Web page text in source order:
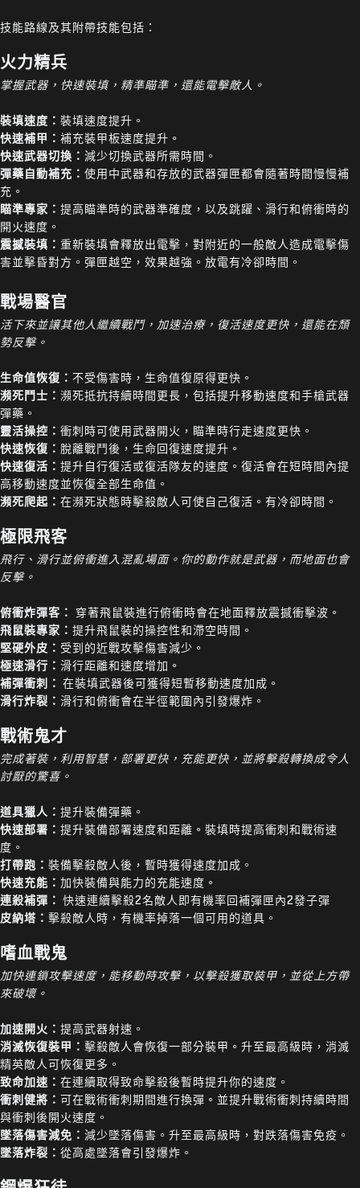
技能路線及其附帶技能包括：
火力精兵
掌握武器，快速裝填，精準瞄準，還能電擊敵人。
裝填速度： 裝填速度提升。
快速補甲： 補充裝甲板速度提升。
快速武器切換： 減少切換武器所需時間。
彈藥自動補充： 使用中武器和存放的武器彈匣都會隨著時間慢慢補
充。
瞄準專家： 提高瞄準時的武器準確度，以及跳躍、滑行和俯衝時的
開火速度。
震撼裝填： 重新裝填會釋放出電擊，對附近的一般敵人造成電擊傷
害並擊昏對方。彈匣越空，效果越強。放電有冷卻時間。
戰場醫官
活下來並讓其他人繼續戰鬥，加速治療，復活速度更快，還能在頹
勢反擊。
生命值恢復： 不受傷害時，生命值復原得更快。
瀕死鬥士： 瀕死抵抗持續時間更長，包括提升移動速度和手槍武器
彈藥。
靈活操控： 衝刺時可使用武器開火，瞄準時行走速度更快。
快速恢復： 脫離戰鬥後，生命回復速度提升。
快速復活： 提升自行復活或復活隊友的速度。復活會在短時間內提
高移動速度並恢復全部生命值。
瀕死爬起： 在瀕死狀態時擊殺敵人可使自己復活。有冷卻時間。
極限飛客
飛行、滑行並俯衝進入混亂場面。你的動作就是武器，而地面也會
反擊。
俯衝炸彈客：
穿著飛鼠裝進行俯衝時會在地面釋放震撼衝擊波。
飛鼠裝專家： 提升飛鼠裝的操控性和滯空時間。
堅硬外皮： 受到的近戰攻擊傷害減少。
極速滑行： 滑行距離和速度增加。
補彈衝刺： 在裝填武器後可獲得短暫移動速度加成。
滑行炸裂： 滑行和俯衝會在半徑範圍內引發爆炸。
戰術鬼才
完成著裝，利用智慧，部署更快，充能更快，並將擊殺轉換成令人
討厭的驚喜。
道具獵人： 提升裝備彈藥。
快速部署： 提升裝備部署速度和距離。裝填時提高衝刺和戰術速
度。
打帶跑： 裝備擊殺敵人後，暫時獲得速度加成。
快速充能： 加快裝備與能力的充能速度。
連殺補彈： 快速連續擊殺2名敵人即有機率回補彈匣內2發子彈
皮納塔： 擊殺敵人時，有機率掉落一個可用的道具。
嗜血戰鬼
加快連鎖攻擊速度，能移動時攻擊，以擊殺獲取裝甲，並從上方帶
來破壞。
加速開火： 提高武器射速。
消滅恢復裝甲： 擊殺敵人會恢復一部分裝甲。升至最高級時，消滅
精英敵人可恢復更多。
致命加速： 在連續取得致命擊殺後暫時提升你的速度。
衝刺健將： 可在戰術衝刺期間進行換彈。並提升戰術衝刺持續時間
與衝刺後開火速度。
墜落傷害減免： 減少墜落傷害。升至最高級時，對跌落傷害免疫。
墜落炸裂： 從高處墜落會引發爆炸。